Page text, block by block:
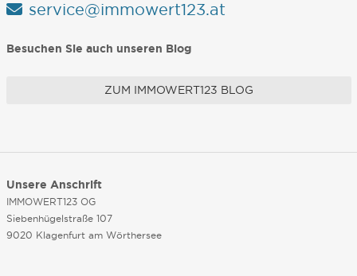
service@immowert123.at
Besuchen Sie auch unseren Blog
ZUM IMMOWERT123 BLOG
Unsere Anschrift
IMMOWERT123 OG
Siebenhügelstraße 107
9020 Klagenfurt am Wörthersee